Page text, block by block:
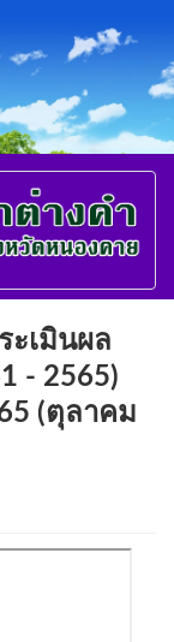
ะเมินผล
- 2565)
(ตุลาคม